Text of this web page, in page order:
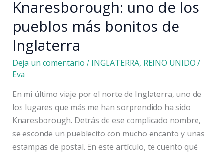
Knaresborough: uno de los
pueblos más bonitos de
Inglaterra
Deja un comentario / INGLATERRA, REINO UNIDO /
Eva
En mi último viaje por el norte de Inglaterra, uno de
los lugares que más me han sorprendido ha sido
Knaresborough. Detrás de ese complicado nombre,
se esconde un pueblecito con mucho encanto y unas
estampas de postal. En este artículo, te cuento qué